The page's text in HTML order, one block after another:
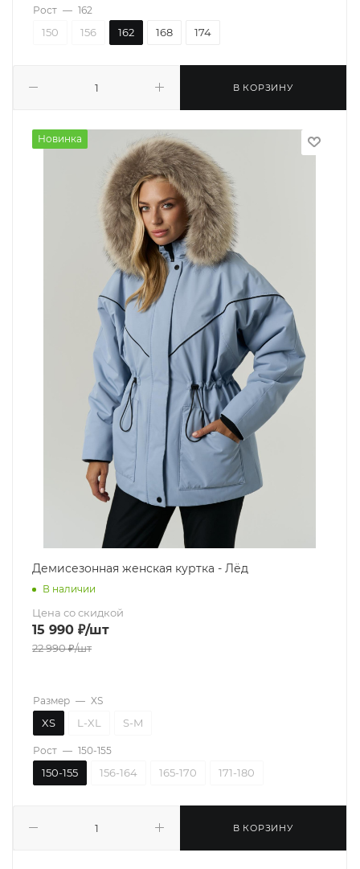
В КОРЗИНУ
Рост — 162
150 156 162 168 174
Новинка
Демисезонная женская куртка - Лёд
В наличии
Цена со скидкой
15 990 ₽/шт
22 990₽/шт
В КОРЗИНУ
Размер — XS
XS L-XL S-M
Рост — 150-155
150-155 156-164 165-170 171-180